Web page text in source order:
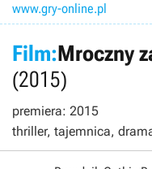
www.gry-online.pl
Film:Mroczny
(2015)
premiera: 2015
thriller, tajemnica,